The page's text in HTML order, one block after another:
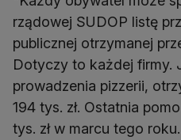
rządowej SUDOP listę
publicznej otrzymanej
Dotyczy to każdej firmy.
prowadzenia pizzerii,
194 tys. zł. Ostatnia
tys. zł w marcu tego